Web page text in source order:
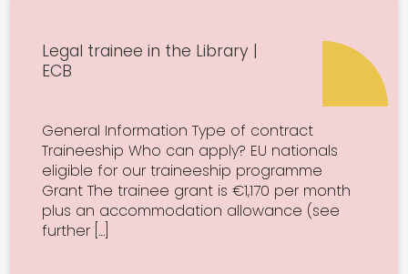
Legal trainee in the Library |
ECB
General Information Type of contract
Traineeship Who can apply? EU nationals
eligible for our traineeship programme
Grant The trainee grant is €1,170 per month
plus an accommodation allowance (see
further […]